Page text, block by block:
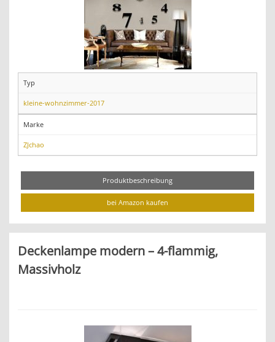
Typ
kleine-wohnzimmer-2017
Marke
ZJchao
Produktbeschreibung
bei Amazon kaufen
Deckenlampe modern – 4-flammig,
Massivholz